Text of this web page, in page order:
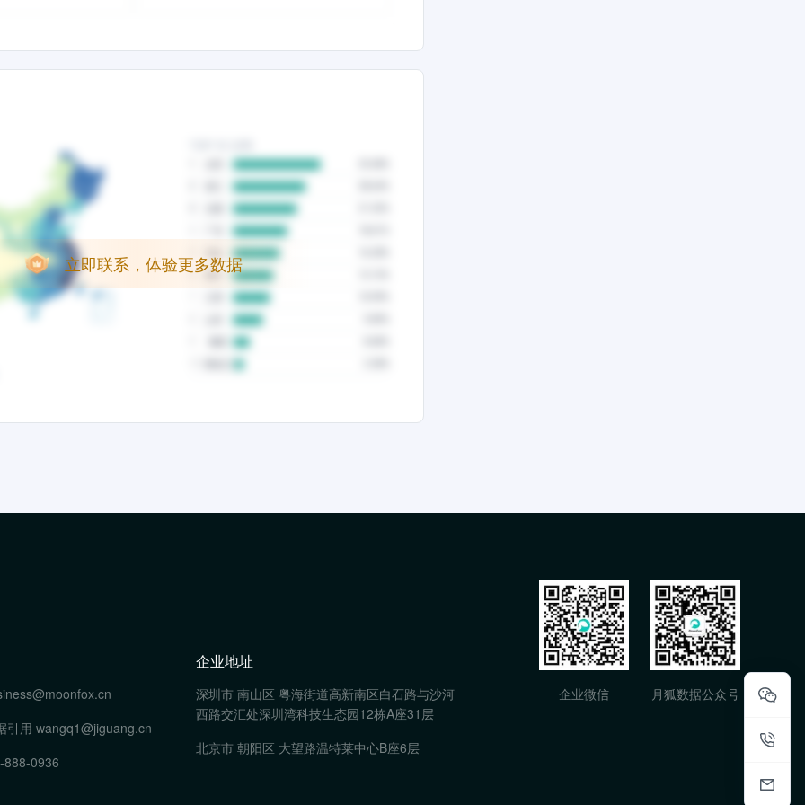
立即联系，体验更多数据
引用 wangq1@jiguang.cn
888-0936
企业地址
深圳市 南山区 粤海街道高新南区白石路与沙河
西路交汇处深圳湾科技生态园12栋A座31层
北京市 朝阳区 大望路温特莱中心B座6层
企业微信 月狐数据公众号